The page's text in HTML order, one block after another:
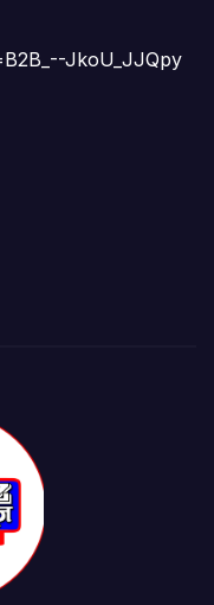
JkoU_JJQpy